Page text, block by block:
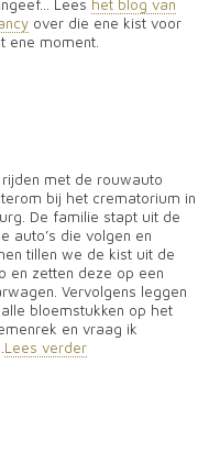
Lees het blog van
over die ene kist voor
ene moment.
rijden met de rouwauto
bij het crematorium in
De familie stapt uit de
auto’s die volgen en
tillen we de kist uit de
en zetten deze op een
Vervolgens leggen
bloemstukken op het
en vraag ik
Lees verder